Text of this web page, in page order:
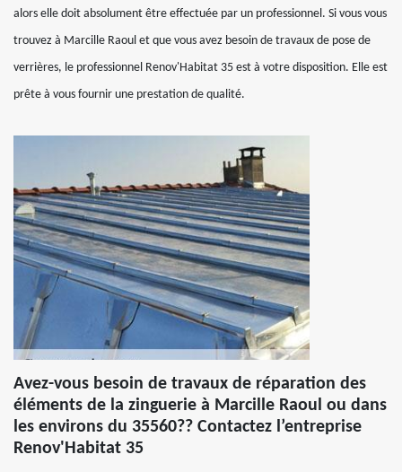
alors elle doit absolument être effectuée par un professionnel. Si vous vous
trouvez à Marcille Raoul et que vous avez besoin de travaux de pose de
verrières, le professionnel Renov'Habitat 35 est à votre disposition. Elle est
prête à vous fournir une prestation de qualité.
Avez-vous besoin de travaux de réparation des
éléments de la zinguerie à Marcille Raoul ou dans
les environs du 35560?? Contactez l’entreprise
Renov'Habitat 35